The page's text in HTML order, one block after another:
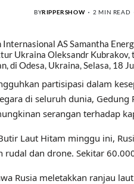
BYRIPPERSHOW 2 MIN READ
AS Samantha
Ukraina Oleksandr Kubrakov,
di Odesa, Ukraina, Selasa, 18
partisipasi dalam
di seluruh dunia,
serangan terhadap
Laut Hitam minggu ini,
rudal dan drone. Sekitar
Rusia meletakkan ranjau